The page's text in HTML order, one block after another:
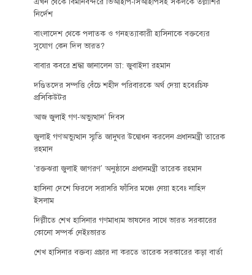
নির্দেশ
বাংলাদেশ থেকে পলাতক ও গনহত্যাকারী হাসিনাকে বক্তব্যের
সুযোগ কেন দিল ভারত?
বাবার কবরে শ্রদ্ধা জানালেন ডা: জুবাইদা রহমান
দণ্ডিতদের সম্পত্তি বেঁচে শহীদ পরিবারকে অর্থ দেয়া হবেঃচিফ
প্রসিকিউটর
আজ জুলাই গণ-অভ্যুত্থান’ দিবস
জুলাই গণঅভ্যুত্থান স্মৃতি জাদুঘর উদ্বোধন করলেন প্রধানমন্ত্রী তারেক
রহমান
‘রক্তঝরা জুলাই জাগরণ’ অনুষ্ঠানে প্রধানমন্ত্রী তারেক রহমান
হাসিনা দেশে ফিরলে সরাসরি ফাঁসির মঞ্চে নেয়া হবেঃ নাহিদ
ইসলাম
দিল্লীতে শেখ হাসিনার গণমাধ্যম ভাষনের সাথে ভারত সরকারের
কোনো সম্পর্ক নেইঃভারত
শেখ হাসিনার বক্তব্য প্রচার না করতে তারেক সরকারের কড়া বার্তা